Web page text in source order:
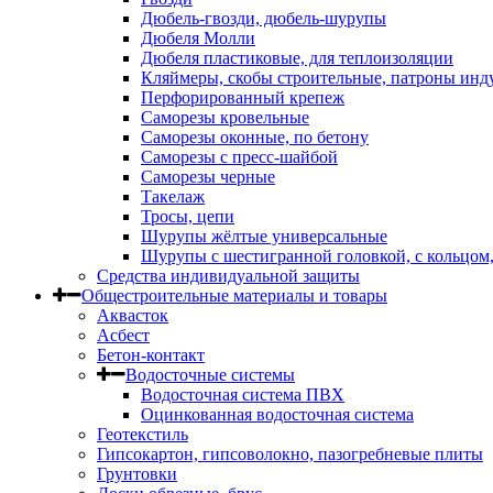
Дюбель-гвозди, дюбель-шурупы
Дюбеля Молли
Дюбеля пластиковые, для теплоизоляции
Кляймеры, скобы строительные, патроны
Перфорированный крепеж
Саморезы кровельные
Саморезы оконные, по бетону
Саморезы с пресс-шайбой
Саморезы черные
Такелаж
Тросы, цепи
Шурупы жёлтые универсальные
Шурупы с шестигранной головкой, с
Средства индивидуальной защиты
Общестроительные материалы и товары
Аквасток
Асбест
Бетон-контакт
Водосточные системы
Водосточная система ПВХ
Оцинкованная водосточная система
Геотекстиль
Гипсокартон, гипсоволокно, пазогребневые плиты
Грунтовки